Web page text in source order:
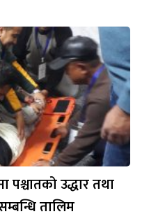
पश्चातको उद्धार तथा
तालिम